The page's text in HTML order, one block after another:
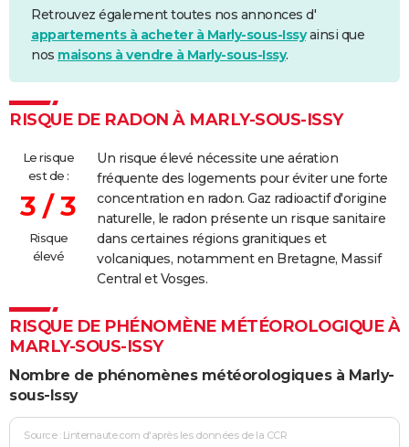
Retrouvez également toutes nos annonces d'
appartements à acheter à Marly-sous-Issyainsi que
nos maisons à vendre à Marly-sous-Issy.
RISQUE DE RADON À MARLY-SOUS-ISSY
Le risque
est de :
3 / 3
Risque
élevé
Un risque élevé nécessite une aération
fréquente des logements pour éviter une forte
concentration en radon. Gaz radioactif d'origine
naturelle, le radon présente un risque sanitaire
dans certaines régions granitiques et
volcaniques, notamment en Bretagne, Massif
Central et Vosges.
RISQUE DE PHÉNOMÈNE MÉTÉOROLOGIQUE À
MARLY-SOUS-ISSY
Nombre de phénomènes météorologiques à Marly-
sous-Issy
Source : Linternaute.com d'après les données de la CCR